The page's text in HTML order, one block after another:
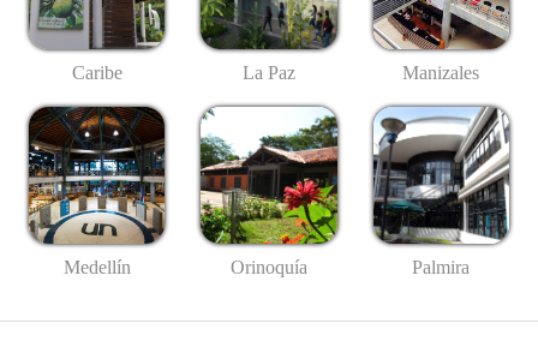
Caribe La Paz Manizales
Medellín Orinoquía Palmira